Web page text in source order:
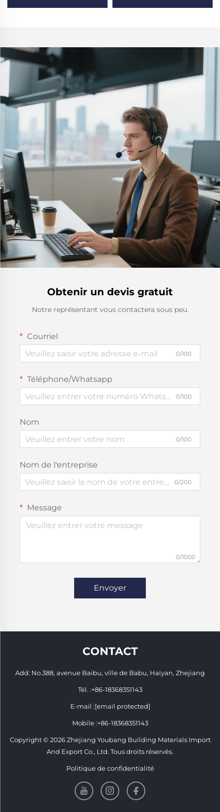
Obtenir un devis gratuit
Notre représentant vous contactera sous peu.
Courriel
0/100
Téléphone/Whatsapp
0/100
Nom
0/100
Nom de l'entreprise
0/200
Message
0/1000
Envoyer
CONTACT
Add: No.388, avenue Baibu, ville de Babu, Haiyan, Zhejiang
Tél. :+86-18368351143
E-mail :[email protected]
Mobile :+86-18368351143
Copyright © 2026 Zhejiang Youbang Building Materials Import
And Export Co., Ltd. Tous droits réservés.
Politique de confidentialité